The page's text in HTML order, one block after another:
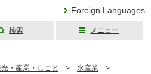
Foreign Languages
検索 メニュー
・産業・しごと > 水産業 >